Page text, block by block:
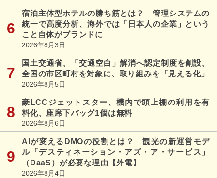
宿泊主体型ホテルの勝ち筋とは？ 管理システムの
統一で高度分析、海外では「日本人の企業」という
こと自体がブランドに
2026年8月3日
国土交通省、「交通空白」解消へ認定制度を創設、
全国の市区町村を対象に、取り組みを「見える化」
2026年8月5日
豪LCCジェットスター、機内で頭上棚の利用を有
料化、座席下バッグ1個は無料
2026年8月6日
AIが変えるDMOの役割とは？ 観光の新運営モデ
ル「デスティネーション・アズ・ア・サービス」
（DaaS）が必要な理由【外電】
2026年8月4日